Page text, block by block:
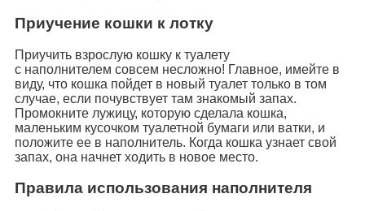
Приучение кошки к лотку
Приучить взрослую кошку к туалету
c наполнителем совсем несложно! Главное, имейте в
виду, что кошка пойдет в новый туалет только в том
случае, если почувствует там знакомый запах.
Промокните лужицу, которую сделала кошка,
маленьким кусочком туалетной бумаги или ватки, и
положите ее в наполнитель. Когда кошка узнает свой
запах, она начнет ходить в новое место.
Правила использования наполнителя